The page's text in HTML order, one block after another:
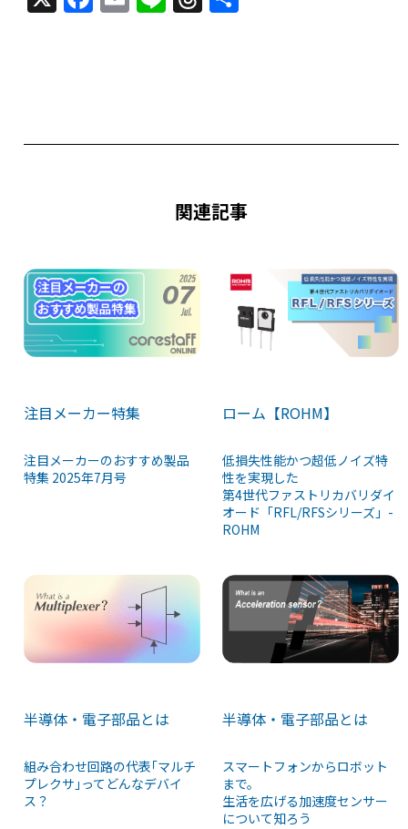
a
o
m n h
s
関連記事
注目メーカー特集
注目メーカーのおすすめ製品
特集 2025年7月号
ローム【ROHM】
低損失性能かつ超低ノイズ特
性を実現した
第4世代ファストリカバリダイ
オード「RFL/RFSシリーズ」-
ROHM
半導体・電子部品とは
組み合わせ回路の代表｢マルチ
プレクサ｣ってどんなデバイ
ス？
半導体・電子部品とは
スマートフォンからロボット
まで。
生活を広げる加速度センサー
について知ろう